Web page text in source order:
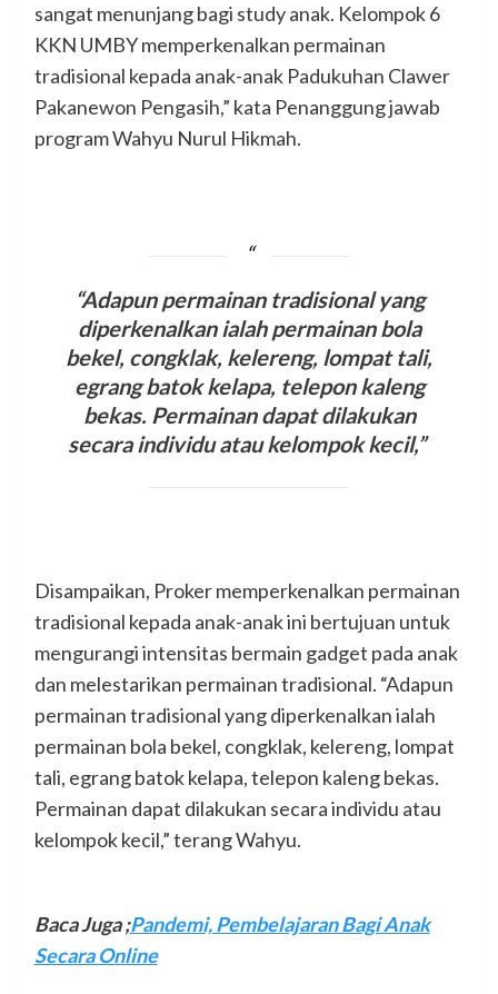
sangat menunjang bagi study anak. Kelompok 6
KKN UMBY memperkenalkan permainan
tradisional kepada anak-anak Padukuhan Clawer
Pakanewon Pengasih,” kata Penanggung jawab
program Wahyu Nurul Hikmah.
“Adapun permainan tradisional yang
diperkenalkan ialah permainan bola
bekel, congklak, kelereng, lompat tali,
egrang batok kelapa, telepon kaleng
bekas. Permainan dapat dilakukan
secara individu atau kelompok kecil,”
Disampaikan, Proker memperkenalkan permainan
tradisional kepada anak-anak ini bertujuan untuk
mengurangi intensitas bermain gadget pada anak
dan melestarikan permainan tradisional. “Adapun
permainan tradisional yang diperkenalkan ialah
permainan bola bekel, congklak, kelereng, lompat
tali, egrang batok kelapa, telepon kaleng bekas.
Permainan dapat dilakukan secara individu atau
kelompok kecil,” terang Wahyu.
Baca Juga ;Pandemi, Pembelajaran Bagi Anak
Secara Online